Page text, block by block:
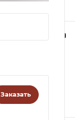
Заказать